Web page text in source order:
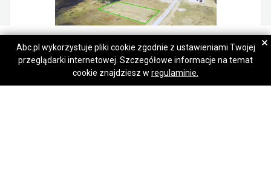
Napisz wiadomość
Napisz wiadomość
Działka budowlana w otulinie lasu
Abc.pl wykorzystuje pliki cookie zgodnie z ustawieniami Twojej
przeglądarki internetowej. Szczegółowe informacje na temat
cookie znajdziesz w regulaminie.
×